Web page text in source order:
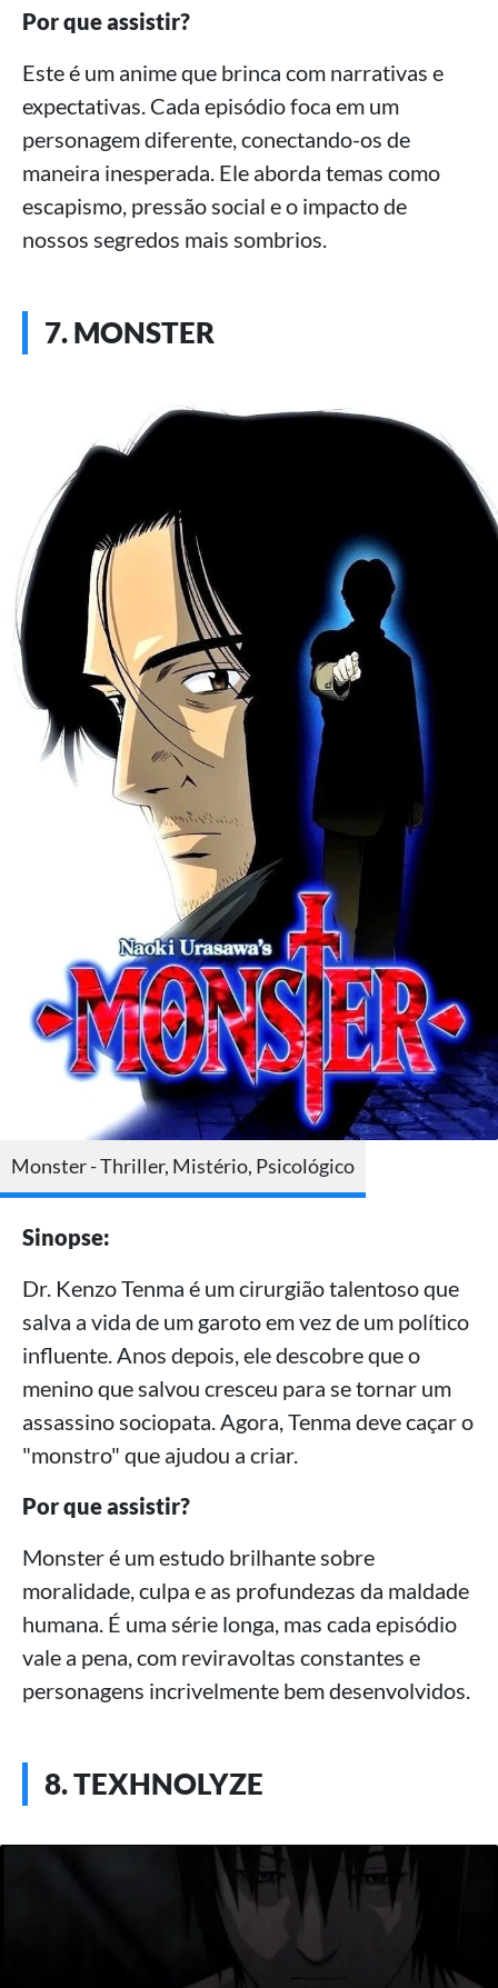
Por que assistir?
Este é um anime que brinca com narrativas e
expectativas. Cada episódio foca em um
personagem diferente, conectando-os de
maneira inesperada. Ele aborda temas como
escapismo, pressão social e o impacto de
nossos segredos mais sombrios.
7. MONSTER
Monster - Thriller, Mistério, Psicológico
Sinopse:
Dr. Kenzo Tenma é um cirurgião talentoso que
salva a vida de um garoto em vez de um político
influente. Anos depois, ele descobre que o
menino que salvou cresceu para se tornar um
assassino sociopata. Agora, Tenma deve caçar o
"monstro" que ajudou a criar.
Por que assistir?
Monster é um estudo brilhante sobre
moralidade, culpa e as profundezas da maldade
humana. É uma série longa, mas cada episódio
vale a pena, com reviravoltas constantes e
personagens incrivelmente bem desenvolvidos.
8. TEXHNOLYZE